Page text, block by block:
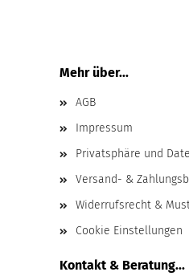
Mehr über...
AGB
Impressum
Privatsphäre und
Versand- &
Widerrufsrecht &
Cookie Einstellungen
Kontakt & Beratung...